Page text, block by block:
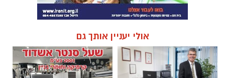
אולי יעניין אותך גם